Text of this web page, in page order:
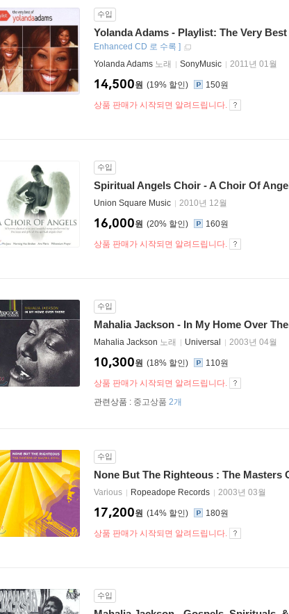
수입
Yolanda Adams - Playlist: The Very
Enhanced CD 로 수록 ]
Yolanda Adams 노래 SonyMusic 2011년 01월
19%
14,500원 150원
상품 판매가 시작되면 알려드립니다.
수입
Spiritual Angels Choir - A Choir Of
Union Square Music 2010년 12월
20%
16,000원 160원
상품 판매가 시작되면 알려드립니다.
수입
Mahalia Jackson - In My Home Over
Mahalia Jackson 노래 Universal 2003년 04월
18%
10,300원 110원
상품 판매가 시작되면 알려드립니다.
관련상품 : 중고상품 2개
수입
None But The Righteous : The Masters
Various
Ropeadope Records 2003년 03월
14%
17,200원 180원
상품 판매가 시작되면 알려드립니다.
수입